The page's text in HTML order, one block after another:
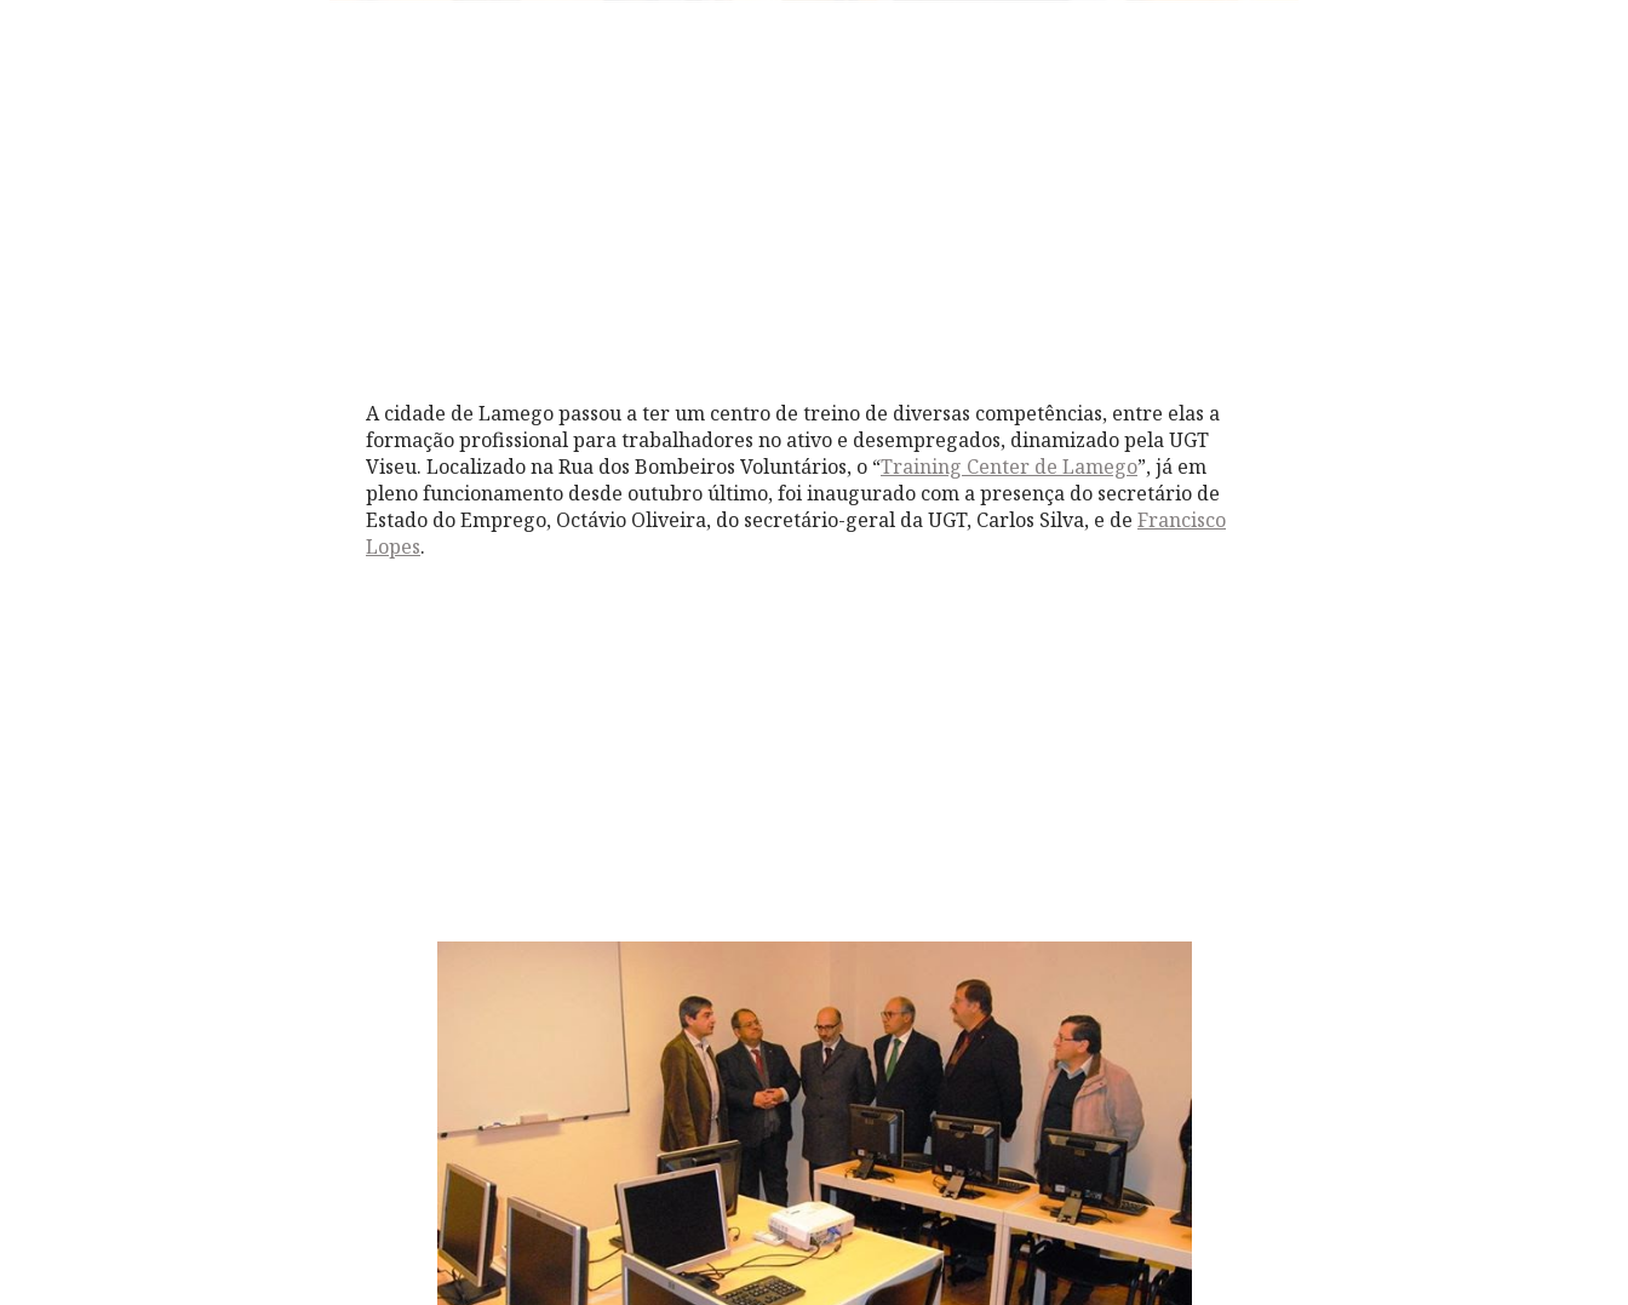
A cidade de Lamego passou a ter um centro de treino de diversas competências, entre elas a
formação profissional para trabalhadores no ativo e desempregados, dinamizado pela UGT
Viseu. Localizado na Rua dos Bombeiros Voluntários, o “Training Center de Lamego”, já em
pleno funcionamento desde outubro último, foi inaugurado com a presença do secretário de
Estado do Emprego, Octávio Oliveira, do secretário-geral da UGT, Carlos Silva, e de Francisco
Lopes.